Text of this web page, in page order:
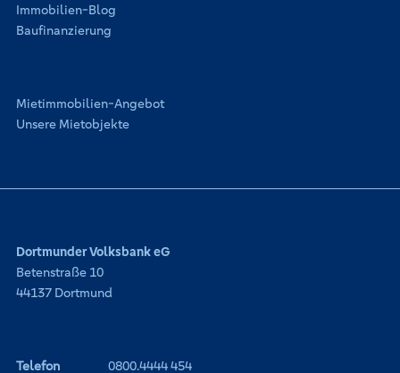
Immobilien-Blog
Baufinanzierung
Mietimmobilien-Angebot
Unsere Mietobjekte
Dortmunder Volksbank eG
Betenstraße 10
44137 Dortmund
Telefon 0800.4444 454